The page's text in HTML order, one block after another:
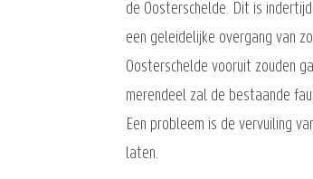
de Oosterschelde. Dit is
een geleidelijke overgang van
Oosterschelde vooruit zouden
merendeel zal de bestaande
Een probleem is de vervuiling
laten.